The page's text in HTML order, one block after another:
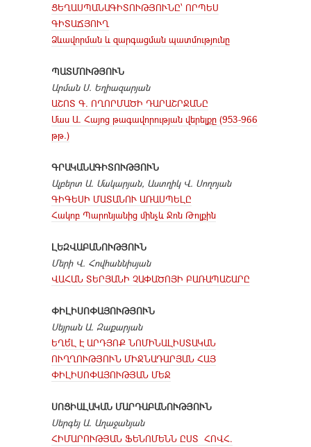
ՑԵՂԱՍՊԱՆԱԳԻՏՈՒԹՅՈՒՆԸ՝ ՈՐՊԵՍ
ԳԻՏԱՃՅՈՒՂ
Ձևավորման և զարգացման պատմությունը
ՊԱՏՄՈՒԹՅՈՒՆ
Արման Ս. Եղիազարյան
ԱՇՈՏ Գ. ՈՂՈՐՄԱԾԻ ԴԱՐԱՇՐՋԱՆԸ
Մաս Ա. Հայոց թագավորության վերելքը (953-966
թթ.)
ԳՐԱԿԱՆԱԳԻՏՈՒԹՅՈՒՆ
Ալբերտ Ա. Մակարյան, Աստղիկ Վ. Սողոյան
ԳԻԳԵՍԻ ՄԱՏԱՆՈՒ ԱՌԱՍՊԵԼԸ
Հակոբ Պարոնյանից մինչև Ջոն Թոլքին
ԼԵԶՎԱԲԱՆՈՒԹՅՈՒՆ
Մերի Վ. Հովհաննիսյան
ՎԱՀԱՆ ՏԵՐՅԱՆԻ ՉԱՓԱԾՈՅԻ ԲԱՌԱՊԱՇԱՐԸ
ՓԻԼԻՍՈՓԱՅՈՒԹՅՈՒՆ
Սեյրան Ա. Զաքարյան
ԵՂԵ՞Լ Է ԱՐԴՅՈՔ ՆՈՄԻՆԱԼԻՍՏԱԿԱՆ
ՈՒՂՂՈՒԹՅՈՒՆ ՄԻՋՆԱԴԱՐՅԱՆ ՀԱՅ
ՓԻԼԻՍՈՓԱՅՈՒԹՅԱՆ ՄԵՋ
ՍՈՑԻԱԼԱԿԱՆ ՄԱՐԴԱԲԱՆՈՒԹՅՈՒՆ
Սերգեյ Ա. Աղաջանյան
ՀԻՄԱՐՈՒԹՅԱՆ ՖԵՆՈՄԵՆՆ ԸՍՏ ՀՈՎՀ.